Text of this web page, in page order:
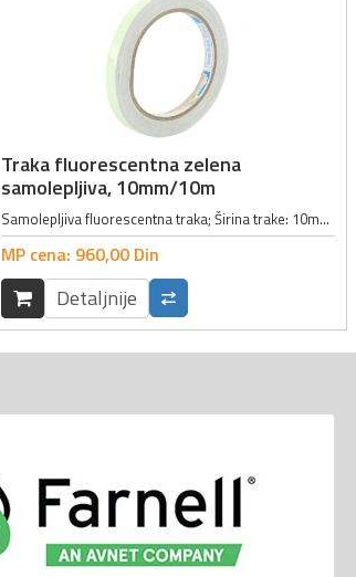
Traka fluorescentna zelena
samolepljiva, 10mm/10m
Samolepljiva fluorescentna traka; Širina trake: 10mm; Dužina trake: 10m; Traka emituje zelenu boju; Životni vek fluorescentnog materijala: više od 5 godina;
MP cena: 960,00 Din
Detaljnije